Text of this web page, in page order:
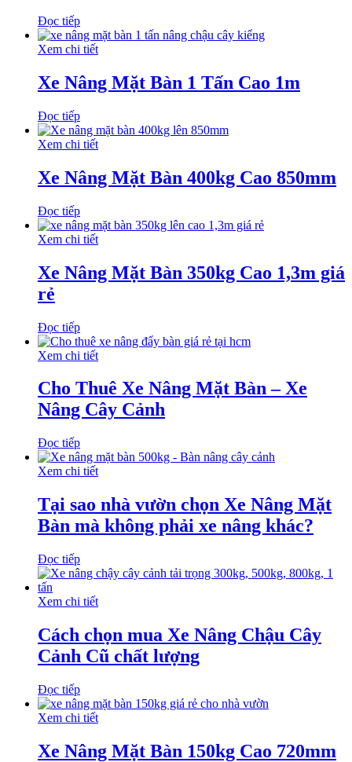
Đọc tiếp
Xem chi tiết
Xe Nâng Mặt Bàn 1 Tấn Cao 1m
Đọc tiếp
Xem chi tiết
Xe Nâng Mặt Bàn 400kg Cao 850mm
Đọc tiếp
Xem chi tiết
Xe Nâng Mặt Bàn 350kg Cao 1,3m giá
rẻ
Đọc tiếp
Xem chi tiết
Cho Thuê Xe Nâng Mặt Bàn – Xe
Nâng Cây Cảnh
Đọc tiếp
Xem chi tiết
Tại sao nhà vườn chọn Xe Nâng Mặt
Bàn mà không phải xe nâng khác?
Đọc tiếp
Xem chi tiết
Cách chọn mua Xe Nâng Chậu Cây
Cảnh Cũ chất lượng
Đọc tiếp
Xem chi tiết
Xe Nâng Mặt Bàn 150kg Cao 720mm